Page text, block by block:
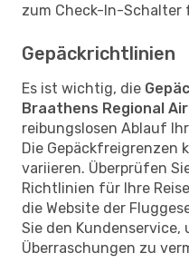
zum Check-In-Schalter
Gepäckrichtlinien
Es ist wichtig, die
Braathens Regional
reibungslosen Ablauf
Die Gepäckfreigrenzen
variieren. Überprüfen
Richtlinien für Ihre
die Website der
Sie den Kundenservice,
Überraschungen zu